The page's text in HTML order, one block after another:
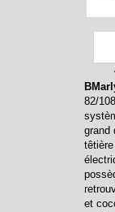
82/
grand
et